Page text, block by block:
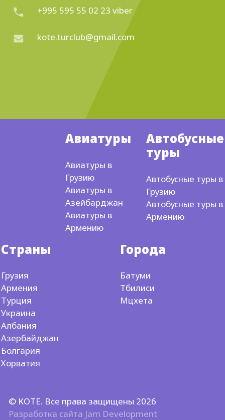
+995 595 55 02 23 viber
kote.turclub@gmail.com
Авиатуры
Авиатуры в
Грузию
Авиатуры в
Азейбарджан
Авиатуры в
Армению
Автобусные
туры
Автобусные туры в
Грузию
Автобусные туры в
Армению
Страны
Грузия
Армения
Турция
Украина
Албания
Азербайджан
Болгария
Хорватия
Города
Батуми
Тбилиси
Мцхета
© КОТЕ. Все права защищены 2026
Разработка сайта Jam Development